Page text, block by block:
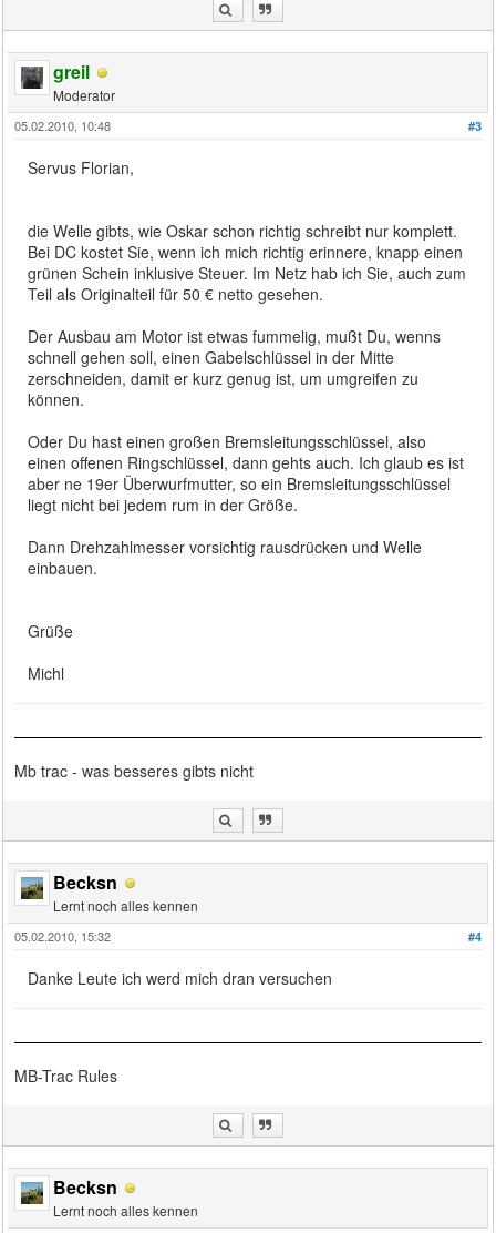
greil
Moderator
#3
05.02.2010, 10:48
Servus Florian,
die Welle gibts, wie Oskar schon richtig schreibt nur komplett.
Bei DC kostet Sie, wenn ich mich richtig erinnere, knapp einen
grünen Schein inklusive Steuer. Im Netz hab ich Sie, auch zum
Teil als Originalteil für 50 € netto gesehen.
Der Ausbau am Motor ist etwas fummelig, mußt Du, wenns
schnell gehen soll, einen Gabelschlüssel in der Mitte
zerschneiden, damit er kurz genug ist, um umgreifen zu
können.
Oder Du hast einen großen Bremsleitungsschlüssel, also
einen offenen Ringschlüssel, dann gehts auch. Ich glaub es ist
aber ne 19er Überwurfmutter, so ein Bremsleitungsschlüssel
liegt nicht bei jedem rum in der Größe.
Dann Drehzahlmesser vorsichtig rausdrücken und Welle
einbauen.
Grüße
Michl
Mb trac - was besseres gibts nicht
Becksn
Lernt noch alles kennen
#4
05.02.2010, 15:32
Danke Leute ich werd mich dran versuchen
MB-Trac Rules
Becksn
Lernt noch alles kennen